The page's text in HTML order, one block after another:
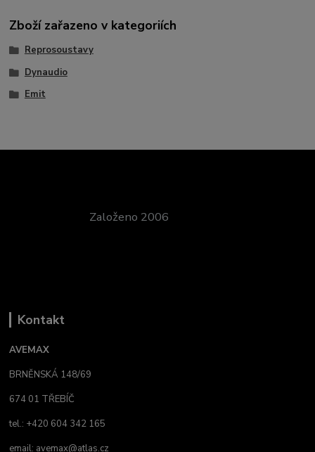
Zboží zařazeno v kategoriích
Reprosoustavy
Dynaudio
Emit
Založeno 2006
Kontakt
AVEMAX
BRNĚNSKÁ 148/69
674 01 TŘEBÍČ
tel.: +420 604 342 165
email: avemax@atlas.cz